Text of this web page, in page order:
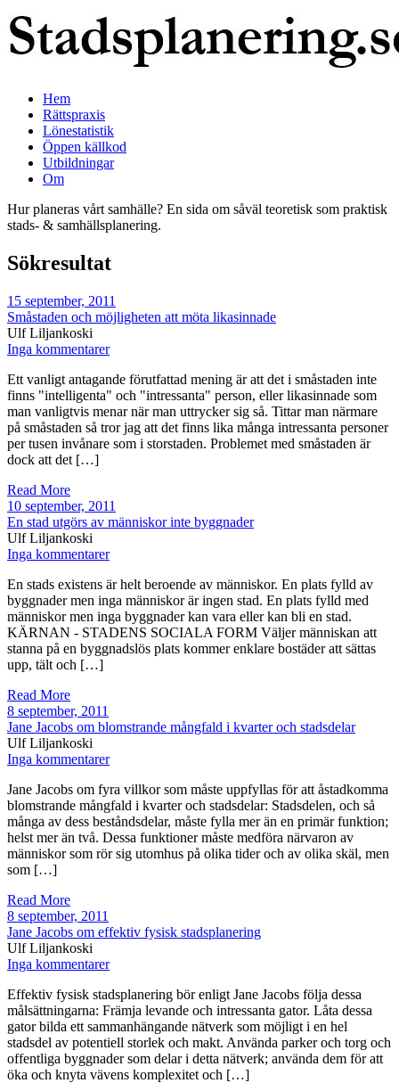
Hem
Rättspraxis
Lönestatistik
Öppen källkod
Utbildningar
Om
Hur planeras vårt samhälle? En sida om såväl teoretisk som praktisk
stads- & samhällsplanering.
Sökresultat
15 september, 2011
Småstaden och möjligheten att möta likasinnade
Ulf Liljankoski
Inga kommentarer
Ett vanligt antagande förutfattad mening är att det i småstaden inte
finns "intelligenta" och "intressanta" person, eller likasinnade som
man vanligtvis menar när man uttrycker sig så. Tittar man närmare
på småstaden så tror jag att det finns lika många intressanta personer
per tusen invånare som i storstaden. Problemet med småstaden är
dock att det […]
Read More
10 september, 2011
En stad utgörs av människor inte byggnader
Ulf Liljankoski
Inga kommentarer
En stads existens är helt beroende av människor. En plats fylld av
byggnader men inga människor är ingen stad. En plats fylld med
människor men inga byggnader kan vara eller kan bli en stad.
KÄRNAN - STADENS SOCIALA FORM Väljer människan att
stanna på en byggnadslös plats kommer enklare bostäder att sättas
upp, tält och […]
Read More
8 september, 2011
Jane Jacobs om blomstrande mångfald i kvarter och stadsdelar
Ulf Liljankoski
Inga kommentarer
Jane Jacobs om fyra villkor som måste uppfyllas för att åstadkomma
blomstrande mångfald i kvarter och stadsdelar: Stadsdelen, och så
många av dess beståndsdelar, måste fylla mer än en primär funktion;
helst mer än två. Dessa funktioner måste medföra närvaron av
människor som rör sig utomhus på olika tider och av olika skäl, men
som […]
Read More
8 september, 2011
Jane Jacobs om effektiv fysisk stadsplanering
Ulf Liljankoski
Inga kommentarer
Effektiv fysisk stadsplanering bör enligt Jane Jacobs följa dessa
målsättningarna: Främja levande och intressanta gator. Låta dessa
gator bilda ett sammanhängande nätverk som möjligt i en hel
stadsdel av potentiell storlek och makt. Använda parker och torg och
offentliga byggnader som delar i detta nätverk; använda dem för att
öka och knyta vävens komplexitet och […]